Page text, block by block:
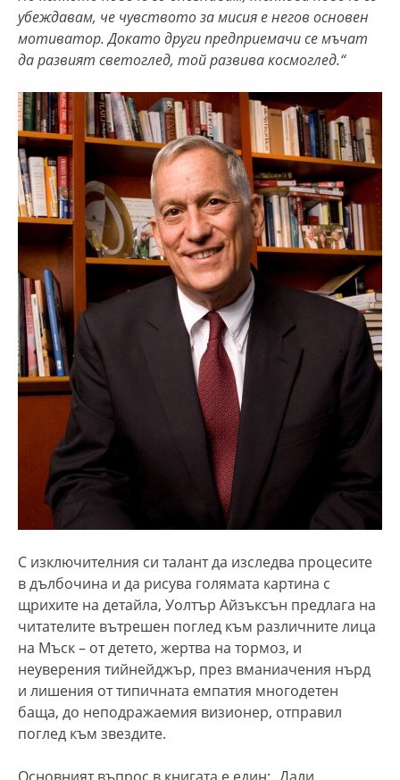
убеждавам, че чувството за мисия е негов основен
мотиватор. Докато други предприемачи се мъчат
да развият светоглед, той развива космоглед.“
С изключителния си талант да изследва процесите
в дълбочина и да рисува голямата картина с
щрихите на детайла, Уолтър Айзъксън предлага на
читателите вътрешен поглед към различните лица
на Мъск – от детето, жертва на тормоз, и
неуверения тийнейджър, през вманиачения нърд
и лишения от типичната емпатия многодетен
баща, до неподражаемия визионер, отправил
поглед към звездите.
Основният въпрос в книгата е един: „Дали